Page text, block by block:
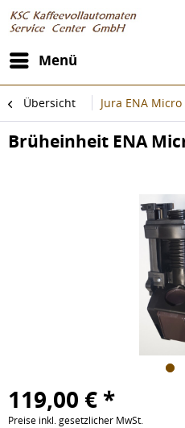
Menü
Übersicht Jura ENA
Brüheinheit ENA
119,00 € *
Preise inkl. gesetzlicher MwSt.